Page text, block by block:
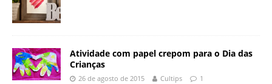
Atividade com papel crepom para o Dia das
Crianças
26 de agosto de 2015 Cultips 1